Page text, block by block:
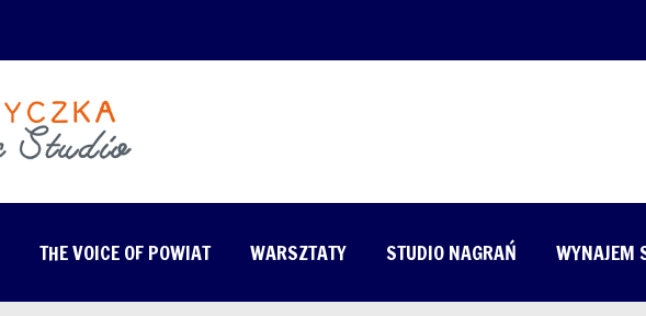
THE VOICE OF POWIAT WARSZTATY STUDIO NAGRAŃ WYNAJEM